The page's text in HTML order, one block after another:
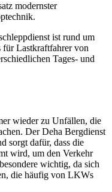
modernster
ist rund um
für Lastkraftfahrer von
Tages- und
wieder zu Unfällen, die
Der Deha Bergdienst
sorgt dafür, dass die
wird, um den Verkehr
wichtig, da sich
die häufig von LKWs